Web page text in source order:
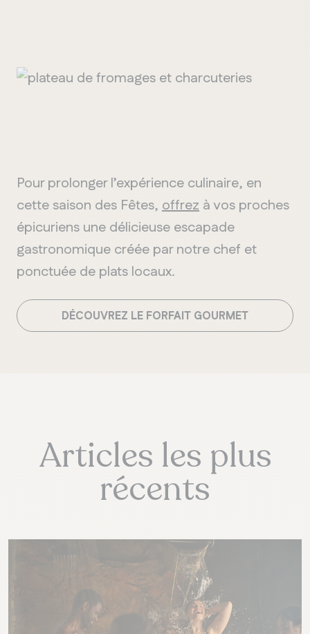
Pour prolonger l’expérience culinaire, en
cette saison des Fêtes, offrez à vos proches
épicuriens une délicieuse escapade
gastronomique créée par notre chef et
ponctuée de plats locaux.
DÉCOUVREZ LE FORFAIT GOURMET
Articles les plus
récents